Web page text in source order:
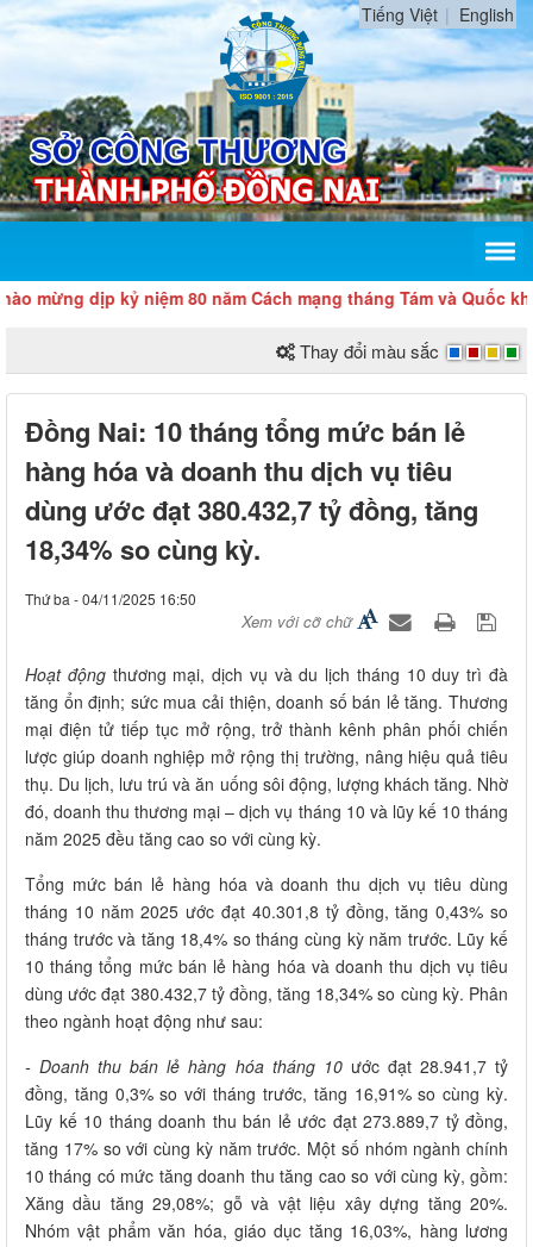
Tiếng Việt English
dịp kỷ niệm 80 năm Cách mạng tháng Tám và Quốc khánh 2/
Thay đổi màu sắc
Đồng Nai: 10 tháng tổng mức bán lẻ
hàng hóa và doanh thu dịch vụ tiêu
dùng ước đạt 380.432,7 tỷ đồng, tăng
18,34% so cùng kỳ.
Thứ ba - 04/11/2025 16:50
Xem với cỡ chữ
Hoạt động thương mại, dịch vụ và du lịch tháng 10 duy trì đà
tăng ổn định; sức mua cải thiện, doanh số bán lẻ tăng. Thương
mại điện tử tiếp tục mở rộng, trở thành kênh phân phối chiến
lược giúp doanh nghiệp mở rộng thị trường, nâng hiệu quả tiêu
thụ. Du lịch, lưu trú và ăn uống sôi động, lượng khách tăng. Nhờ
đó, doanh thu thương mại – dịch vụ tháng 10 và lũy kế 10 tháng
năm 2025 đều tăng cao so với cùng kỳ.
Tổng mức bán lẻ hàng hóa và doanh thu dịch vụ tiêu dùng
tháng 10 năm 2025 ước đạt 40.301,8 tỷ đồng, tăng 0,43% so
tháng trước và tăng 18,4% so tháng cùng kỳ năm trước. Lũy kế
10 tháng tổng mức bán lẻ hàng hóa và doanh thu dịch vụ tiêu
dùng ước đạt 380.432,7 tỷ đồng, tăng 18,34% so cùng kỳ. Phân
theo ngành hoạt động như sau:
- Doanh thu bán lẻ hàng hóa tháng 10 ước đạt 28.941,7 tỷ
đồng, tăng 0,3% so với tháng trước, tăng 16,91% so cùng kỳ.
Lũy kế 10 tháng doanh thu bán lẻ ước đạt 273.889,7 tỷ đồng,
tăng 17% so với cùng kỳ năm trước. Một số nhóm ngành chính
10 tháng có mức tăng doanh thu tăng cao so với cùng kỳ, gồm:
Xăng dầu tăng 29,08%; gỗ và vật liệu xây dựng tăng 20%.
Nhóm vật phẩm văn hóa, giáo dục tăng 16,03%, hàng lương